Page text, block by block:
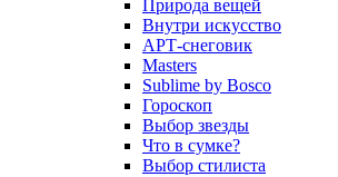
Природа вещей
Внутри искусство
АРТ-снеговик
Masters
Sublime by Bosco
Гороскоп
Выбор звезды
Что в сумке?
Выбор стилиста